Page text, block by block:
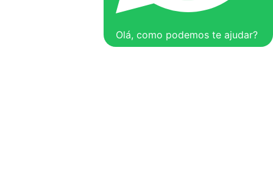
Olá, como podemos te ajudar?